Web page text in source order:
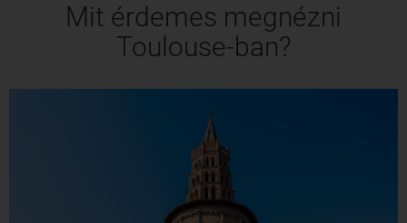
Mit érdemes megnézni
Toulouse-ban?